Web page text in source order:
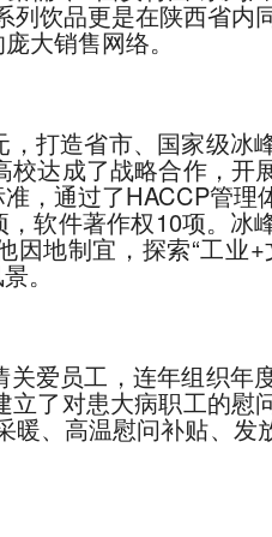
饮品更是在陕西省内
大销售网络。
打造省市、国家级冰
达成了战略合作，开
，通过了HACCP管理
软件著作权10项。冰
因地制宜，探索“工业
。
爱员工，连年组织年
了对患大病职工的慰
、高温慰问补贴、发